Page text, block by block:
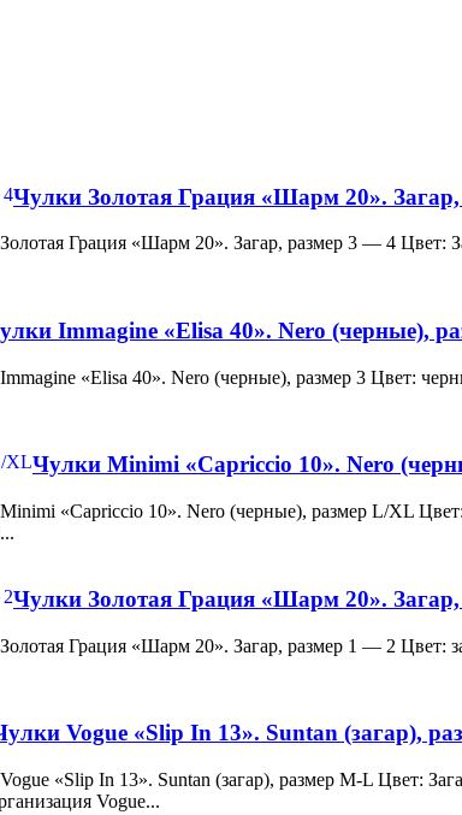
Чулки Золотая Грация «Шарм 20».
Грация «Шарм 20». Загар, размер 3 — 4 Цвет:
Immagine «Elisa 40». Nero (черные),
«Elisa 40». Nero (черные), размер 3 Цвет:
Чулки Minimi «Capriccio 10». Nero
«Capriccio 10». Nero (черные), размер L/XL
Чулки Золотая Грация «Шарм 20».
Грация «Шарм 20». Загар, размер 1 — 2 Цвет:
Vogue «Slip In 13». Suntan (загар),
«Slip In 13». Suntan (загар), размер M-L Цвет:
Vogue...